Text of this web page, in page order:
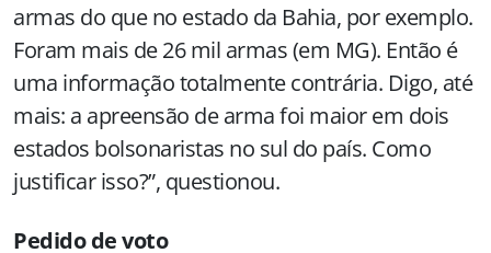
armas do que no estado da Bahia, por exemplo.
Foram mais de 26 mil armas (em MG). Então é
uma informação totalmente contrária. Digo, até
mais: a apreensão de arma foi maior em dois
estados bolsonaristas no sul do país. Como
justificar isso?”, questionou.
Pedido de voto